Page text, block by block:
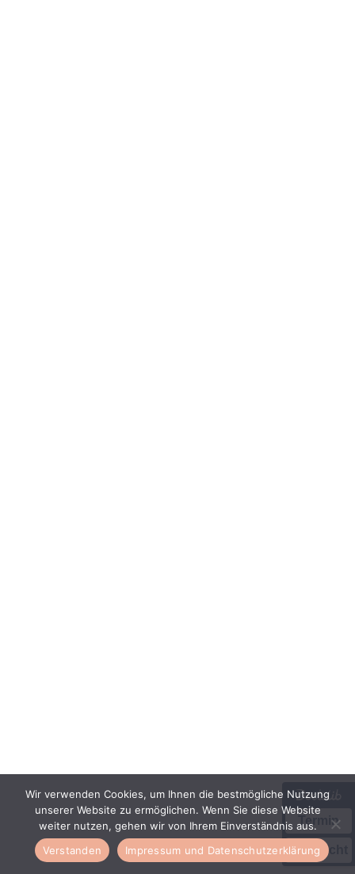
Termin
Nachricht
Wir verwenden Cookies, um Ihnen die bestmögliche Nutzung
unserer Website zu ermöglichen. Wenn Sie diese Website
weiter nutzen, gehen wir von Ihrem Einverständnis aus.
Verstanden
Impressum und Datenschutzerklärung